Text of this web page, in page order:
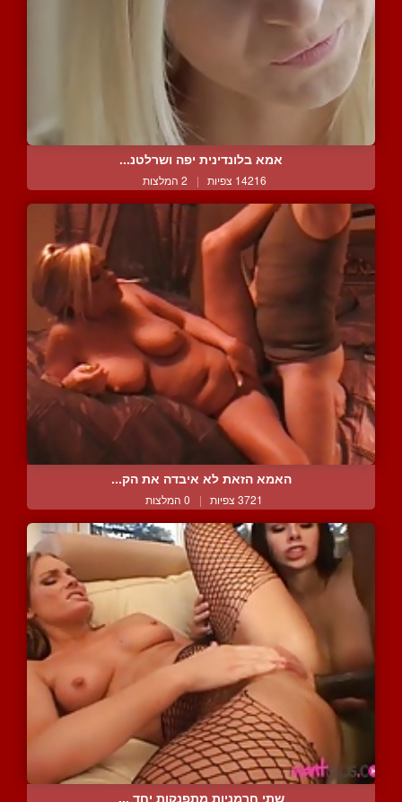
אמא בלונדינית יפה ושרלטנ...
14216 צפיות | 2 המלצות
האמא הזאת לא איבדה את הק...
3721 צפיות | 0 המלצות
שתי חרמניות מתפנקות יחד ...